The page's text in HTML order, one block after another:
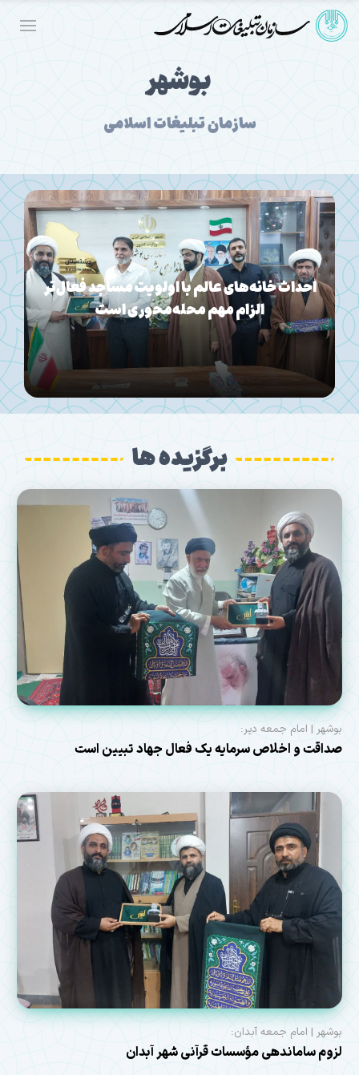
بوشهر
سازمان تبلیغات اسلامی
برگزاری مراسم جاماندگان اربعین حسینی در ۴۰
نطقه استان بوشهر
برگزیده ها
بوشهر | امام جمعه دیر:
صداقت و اخلاص سرمایه یک فعال جهاد تبیین است
بوشهر | امام جمعه آبدان:
لزوم ساماندهی مؤسسات قرآنی شهر آبدان